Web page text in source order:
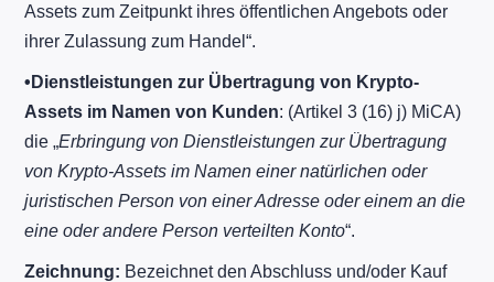
Assets zum Zeitpunkt ihres öffentlichen Angebots oder
ihrer Zulassung zum Handel“.
• Dienstleistungen zur Übertragung von Krypto-
Assets im Namen von Kunden: (Artikel 3 (16) j) MiCA)
die „Erbringung von Dienstleistungen zur Übertragung
von Krypto-Assets im Namen einer natürlichen oder
juristischen Person von einer Adresse oder einem an die
eine oder andere Person verteilten Konto“.
Zeichnung: Bezeichnet den Abschluss und/oder Kauf